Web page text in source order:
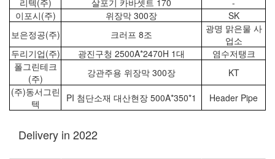
리텍(주)
살포기 카바셋트 170
-
이포시(주)
위장막 300장
SK
보은정공(주)
크러프 8조
광명 맑은물 사
업소
두리기업(주)
광진구청 2500A*2470H 1대
염수저탱크
폴그린테크
(주)
강관주용 위장막 300장
KT
(주)동서그린
텍
PI 첨단소재 대산현장 500A*350*1 Header Pipe
Delivery in 2022